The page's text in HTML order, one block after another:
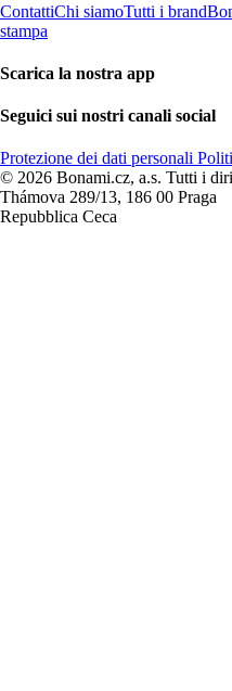
ContattiChi siamoTutti i brand
stampa
Scarica la nostra app
Seguici sui nostri canali social
Protezione dei dati personali
© 2026 Bonami.cz, a.s. Tutti i
Thámova 289/13, 186 00 Praga
Repubblica Ceca